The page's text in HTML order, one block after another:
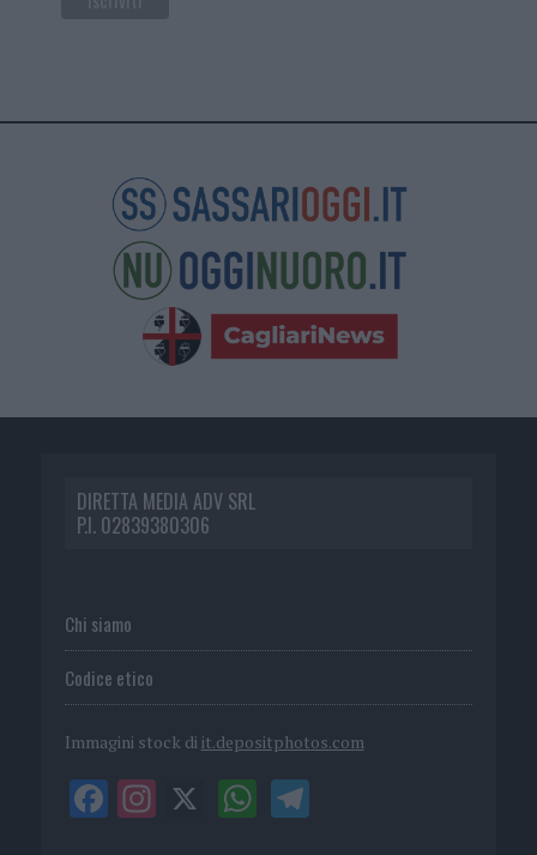
DIRETTA MEDIA ADV SRL
P.I. 02839380306
Chi siamo
Codice etico
Immagini stock di it.depositphotos.com